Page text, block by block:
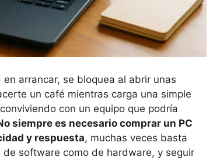
arrancar, se bloquea al abrir unas
un café mientras carga una simple
con un equipo que podría
siempre es necesario comprar un PC
y respuesta, muchas veces basta
software como de hardware, y seguir